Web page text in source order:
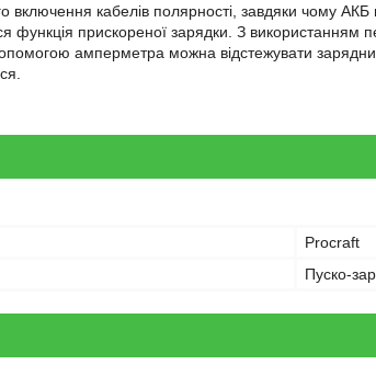
включення кабелів полярності, завдяки чому
функція прискореної зарядки. З використанням
амперметра можна відстежувати
Procraft
Пуско-